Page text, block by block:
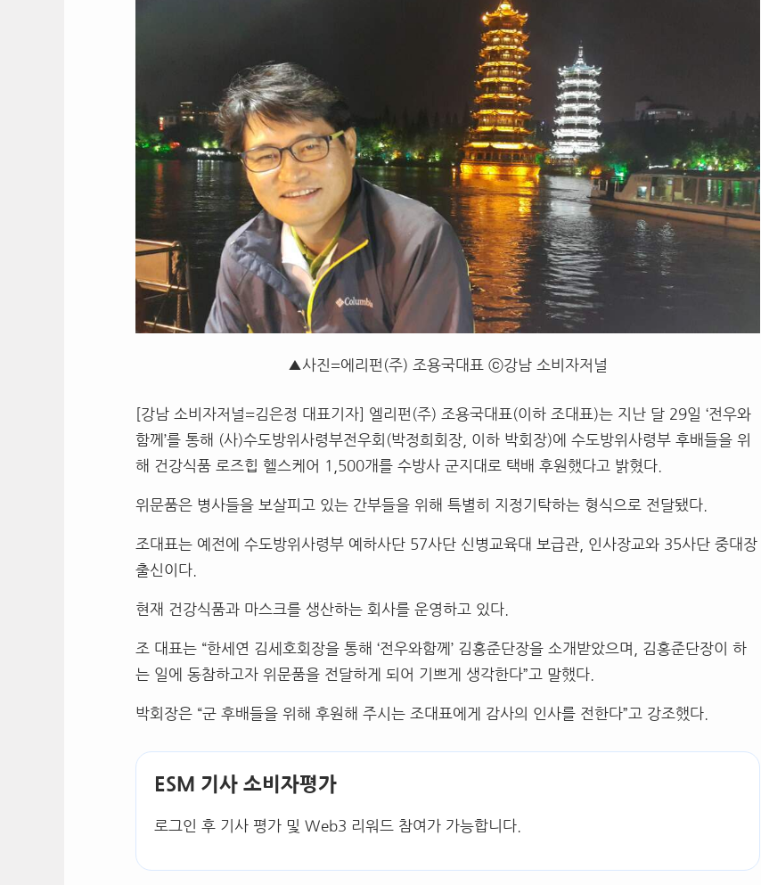
▲사진=에리펀(주) 조용국대표 ⓒ강남 소비자저널
[강남 소비자저널=김은정 대표기자] 엘리펀(주) 조용국대표(이하 조대표)는 지난 달 29일 ‘전우와
함께’를 통해 (사)수도방위사령부전우회(박정희회장, 이하 박회장)에 수도방위사령부 후배들을 위
해 건강식품 로즈힙 헬스케어 1,500개를 수방사 군지대로 택배 후원했다고 밝혔다.
위문품은 병사들을 보살피고 있는 간부들을 위해 특별히 지정기탁하는 형식으로 전달됐다.
조대표는 예전에 수도방위사령부 예하사단 57사단 신병교육대 보급관, 인사장교와 35사단 중대장
출신이다.
현재 건강식품과 마스크를 생산하는 회사를 운영하고 있다.
조 대표는 “한세연 김세호회장을 통해 ‘전우와함께’ 김홍준단장을 소개받았으며, 김홍준단장이 하
는 일에 동참하고자 위문품을 전달하게 되어 기쁘게 생각한다”고 말했다.
박회장은 “군 후배들을 위해 후원해 주시는 조대표에게 감사의 인사를 전한다”고 강조했다.
ESM 기사 소비자평가
로그인 후 기사 평가 및 Web3 리워드 참여가 가능합니다.